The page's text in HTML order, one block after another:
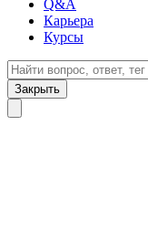
Q&A
Карьера
Курсы
Закрыть